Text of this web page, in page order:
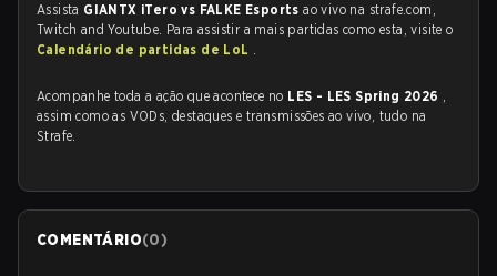
Assista GIANTX iTero vs FALKE Esportsao vivo na strafe.com,
Twitch and Youtube. Para assistir a mais partidas como esta, visite o
Calendário de partidas de LoL .
Acompanhe toda a ação que acontece no LES - LES Spring 2026 ,
assim como as VODs, destaques e transmissões ao vivo, tudo na
Strafe.
COMENTÁRIO(0)